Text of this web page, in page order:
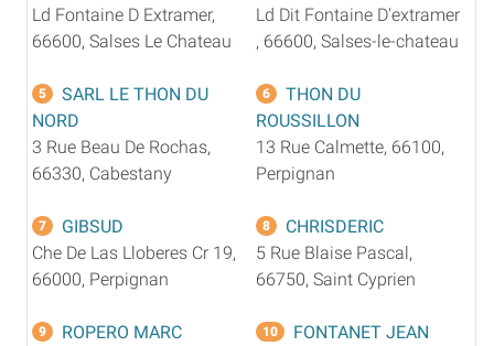
Ld Fontaine D Extramer,
66600, Salses Le Chateau
Ld Dit Fontaine D'extramer
, 66600, Salses-le-chateau
5
SARL LE THON DU
NORD
3 Rue Beau De Rochas,
66330, Cabestany
6
THON DU
ROUSSILLON
13 Rue Calmette, 66100,
Perpignan
7
GIBSUD
Che De Las Lloberes Cr 19,
66000, Perpignan
8
CHRISDERIC
5 Rue Blaise Pascal,
66750, Saint Cyprien
9
ROPERO MARC
10
FONTANET JEAN